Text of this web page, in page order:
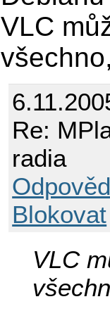
VLC
Re:
radia
Blokovat
VLC